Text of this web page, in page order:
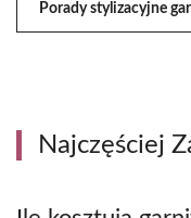
Porady stylizacyjne
Najczęściej